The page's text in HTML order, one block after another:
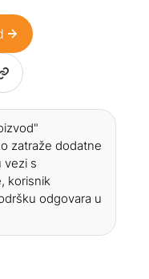
zatraže dodatne
vezi s
korisnik
odgovara u